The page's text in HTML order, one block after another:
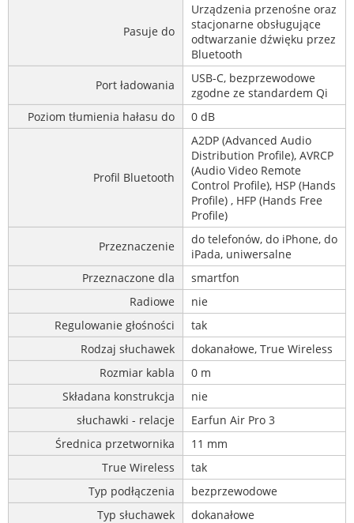
Pasuje do
Urządzenia przenośne oraz
stacjonarne obsługujące
odtwarzanie dźwięku przez
Bluetooth
Port ładowania
USB-C, bezprzewodowe
zgodne ze standardem Qi
Poziom tłumienia hałasu do
0 dB
Profil Bluetooth
A2DP (Advanced Audio
Distribution Profile), AVRCP
(Audio Video Remote
Control Profile), HSP (Hands
Profile) , HFP (Hands Free
Profile)
Przeznaczenie
do telefonów, do iPhone, do
iPada, uniwersalne
Przeznaczone dla
smartfon
Radiowe
nie
Regulowanie głośności
tak
Rodzaj słuchawek
dokanałowe, True Wireless
Rozmiar kabla
0 m
Składana konstrukcja
nie
słuchawki - relacje
Earfun Air Pro 3
Średnica przetwornika
11 mm
True Wireless
tak
Typ podłączenia
bezprzewodowe
Typ słuchawek
dokanałowe